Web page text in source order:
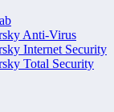
Anti-Virus
Internet Security
Total Security